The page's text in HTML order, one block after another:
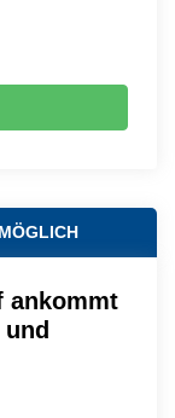
ankommt